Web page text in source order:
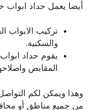
أيضا يعمل حداد ابواب
تركيب الابواب
والسكنية.
يقوم حداد
المقابض
وهذا ويمكن لكم
من جميع مناطق أو